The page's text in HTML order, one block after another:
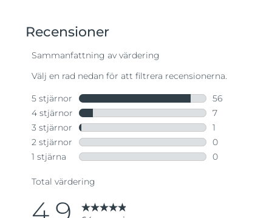
genomsnittligt
betyg.
Länk
samma
sida.